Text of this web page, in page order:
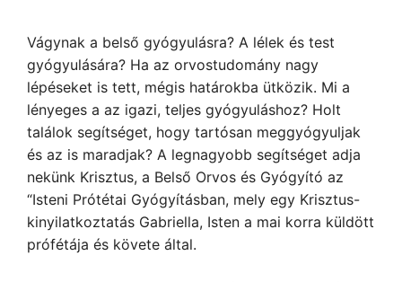
Vágynak a belső gyógyulásra? A lélek és test
gyógyulására? Ha az orvostudomány nagy
lépéseket is tett, mégis határokba ütközik. Mi a
lényeges a az igazi, teljes gyógyuláshoz? Holt
találok segítséget, hogy tartósan meggyógyuljak
és az is maradjak? A legnagyobb segítséget adja
nekünk Krisztus, a Belső Orvos és Gyógyító az
“Isteni Prótétai Gyógyításban, mely egy Krisztus-
kinyilatkoztatás Gabriella, Isten a mai korra küldött
prófétája és követe által.